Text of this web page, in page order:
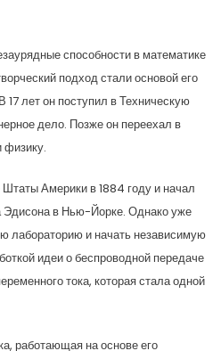
способности в математике
подход стали основой его
лет он поступил в Техническую
дело. Позже он переехал в
физику.
Америки в 1884 году и начал
Эдисона в Нью-Йорке. Однако уже
лабораторию и начать независимую
идеи о беспроводной передаче
тока, которая стала одной
работающая на основе его